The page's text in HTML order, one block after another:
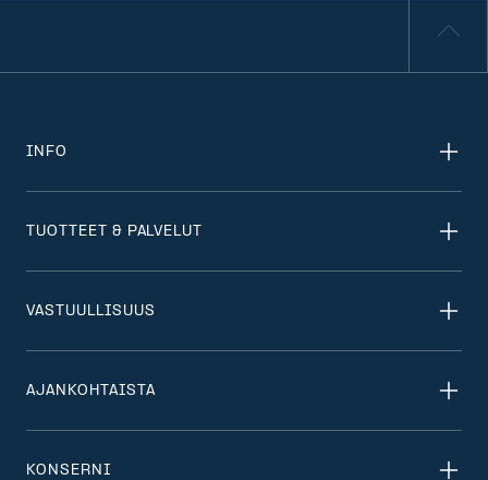
INFO
TUOTTEET & PALVELUT
VASTUULLISUUS
AJANKOHTAISTA
KONSERNI